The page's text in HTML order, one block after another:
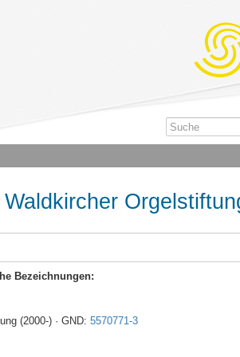
Bezeichnungen:
(2000-) · GND: 5570771-3